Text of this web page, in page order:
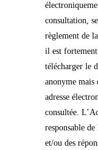
consultation,
règlement de
il est fortement
télécharger le
anonyme mais
adresse
consultée.
responsable
et/ou des